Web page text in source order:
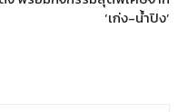
‘เก่ง-น้ำปิง’